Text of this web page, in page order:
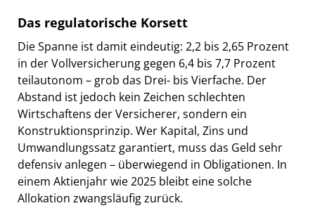
Das regulatorische Korsett
Die Spanne ist damit eindeutig: 2,2 bis 2,65 Prozent
in der Vollversicherung gegen 6,4 bis 7,7 Prozent
teilautonom – grob das Drei- bis Vierfache. Der
Abstand ist jedoch kein Zeichen schlechten
Wirtschaftens der Versicherer, sondern ein
Konstruktionsprinzip. Wer Kapital, Zins und
Umwandlungssatz garantiert, muss das Geld sehr
defensiv anlegen – überwiegend in Obligationen. In
einem Aktienjahr wie 2025 bleibt eine solche
Allokation zwangsläufig zurück.